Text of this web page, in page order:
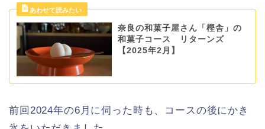
奈良の和菓子屋さん「樫舎」の
和菓子コース リターンズ
【2025年2月】
前回2024年の6月に伺った時も、コースの後にかき